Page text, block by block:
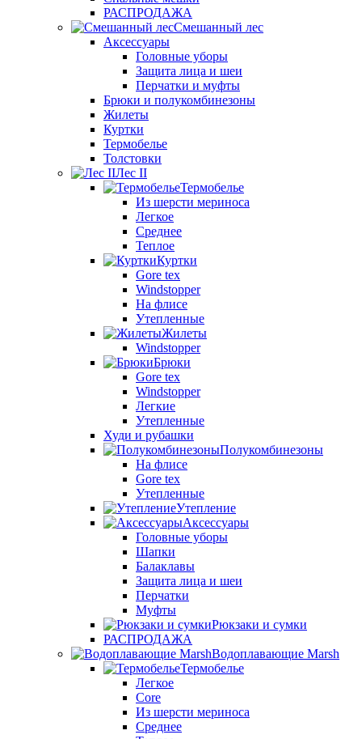
РАСПРОДАЖА
Смешанный лес
Аксессуары
Головные уборы
Защита лица и шеи
Перчатки и муфты
Брюки и полукомбинезоны
Жилеты
Куртки
Термобелье
Толстовки
Лес II
Термобелье
Из шерсти мериноса
Легкое
Среднее
Теплое
Куртки
Gore tex
Windstopper
На флисе
Утепленные
Жилеты
Windstopper
Брюки
Gore tex
Windstopper
Легкие
Утепленные
Худи и рубашки
Полукомбинезоны
На флисе
Gore tex
Утепленные
Утепление
Аксессуары
Головные уборы
Шапки
Балаклавы
Защита лица и шеи
Перчатки
Муфты
Рюкзаки и сумки
РАСПРОДАЖА
Водоплавающие Marsh
Термобелье
Легкое
Core
Из шерсти мериноса
Среднее